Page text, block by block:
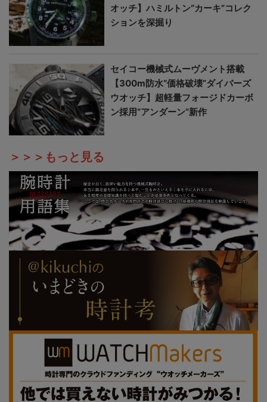
オッチ】ハミルトン“カーキ”コレク
ションを深掘り
セイコー機械式ムーヴメント搭載
【300m防水“価格破壊”ダイバーズ
ウオッチ】超軽量フォージドカーボ
ン採用“アンダーン”新作
＞＞＞もっと見る